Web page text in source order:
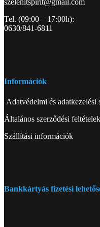
szelenitspirit@gmail.com
Tel. (09:00 – 17:00h):
0630/841-6811
Információk
Adatvédelmi és adatkezelési
Általános szerződési feltételek
Szállítási információk
Bankkártyás fizetési